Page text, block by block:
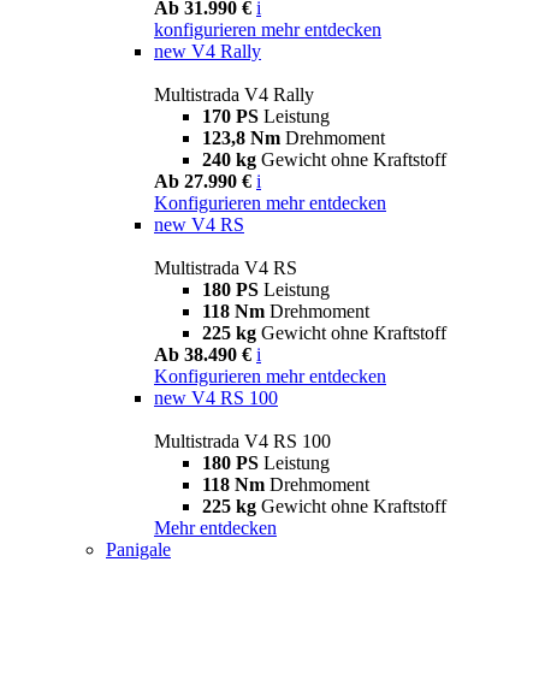
Ab 31.990 € i
konfigurieren mehr entdecken
new V4 Rally
Multistrada V4 Rally
170 PS Leistung
123,8 Nm Drehmoment
240 kg Gewicht ohne Kraftstoff
Ab 27.990 € i
Konfigurieren mehr entdecken
new V4 RS
Multistrada V4 RS
180 PS Leistung
118 Nm Drehmoment
225 kg Gewicht ohne Kraftstoff
Ab 38.490 € i
Konfigurieren mehr entdecken
new V4 RS 100
Multistrada V4 RS 100
180 PS Leistung
118 Nm Drehmoment
225 kg Gewicht ohne Kraftstoff
Mehr entdecken
Panigale